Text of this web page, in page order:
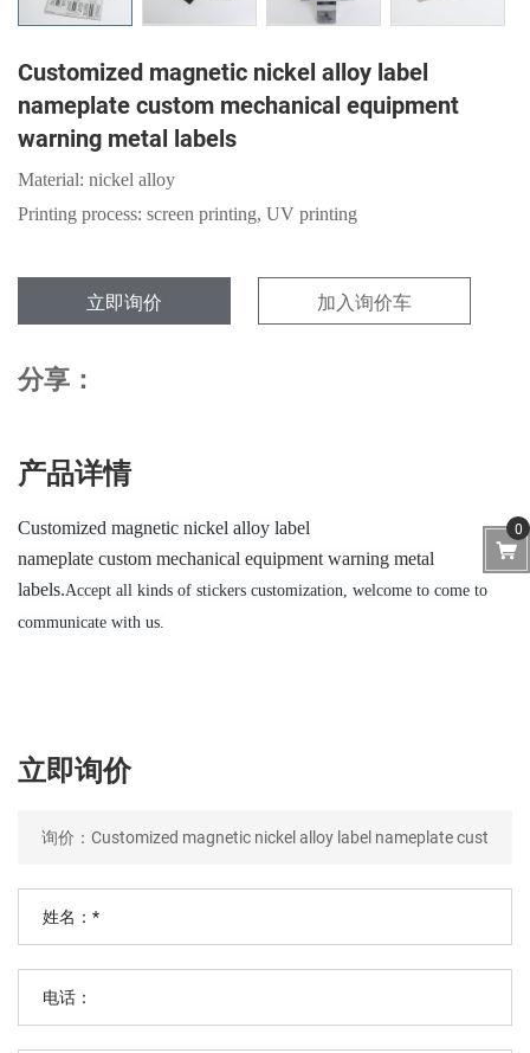
Customized magnetic nickel alloy label
nameplate custom mechanical equipment
warning metal labels
Material: nickel alloy
Printing process: screen printing, UV printing
立即询价 加入询价车
分享：
产品详情
Customized magnetic nickel alloy label
nameplate custom mechanical equipment warning metal
labels.Accept all kinds of stickers customization, welcome to come to
communicate with us.
立即询价
0